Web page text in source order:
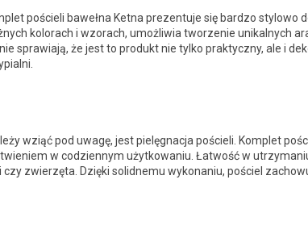
pościeli bawełna Ketna prezentuje się bardzo stylowo
kolorach i wzorach, umożliwia tworzenie unikalnych
sprawiają, że jest to produkt nie tylko praktyczny, ale i
wziąć pod uwagę, jest pielęgnacja pościeli. Komplet
w codziennym użytkowaniu. Łatwość w
zwierzęta. Dzięki solidnemu wykonaniu, pościel